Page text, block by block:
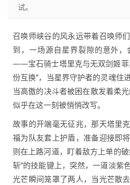
试。
召唤师峡谷的风永远带着召唤师
到，一场源自星界裂隙的意外
——宝石骑士塔里克与无双剑姬菲
份互换”，当星界守护者的灵魂住
当高傲的决斗者被困在散发着柔
似乎在这一刻被悄悄改写。
故事的开端毫无征兆，那天塔里
福为队友套上护盾，准备迎接即
则在上路河道，盯着敌方上单的
斩”的技能键上，突然，一道淡紫
光芒瞬间笼罩了两人，当光芒散